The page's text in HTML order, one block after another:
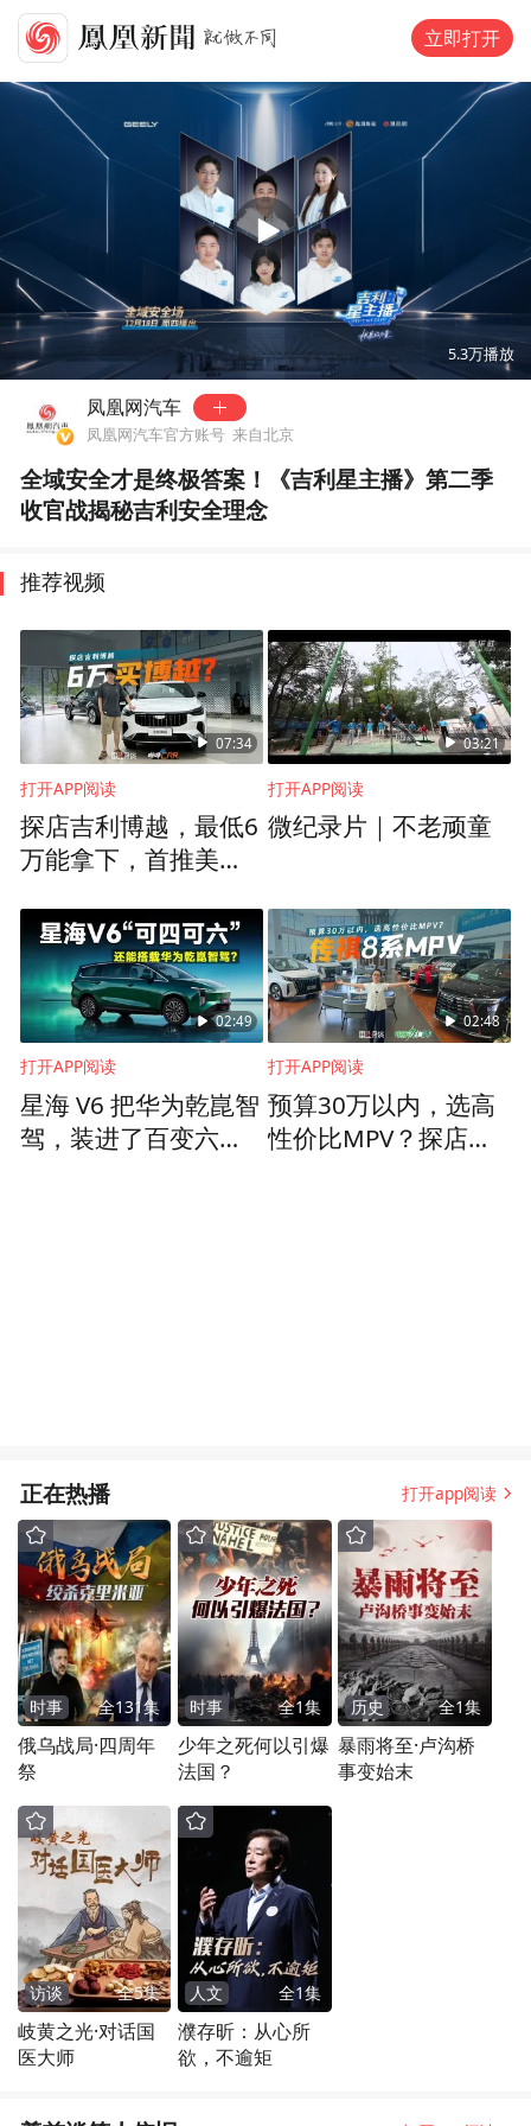
立即打开
00:00 41:49
5.3万播放
凤凰网汽车
凤凰网汽车官方账号 来自北京
全域安全才是终极答案！《吉利星主播》第二季
收官战揭秘吉利安全理念
推荐视频
07:34
打开APP阅读
探店吉利博越，最低6
万能拿下，首推美好
03:21
打开APP阅读
微纪录片｜不老顽童
02:49
打开APP阅读
星海 V6 把华为乾崑智
驾，装进了百变六座
02:48
打开APP阅读
预算30万以内，选高
性价比MPV？探店传
正在热播 打开app阅读
时事 全131集
俄乌战局·四周年
祭
时事 全1集
少年之死何以引爆
法国？
历史 全1集
暴雨将至·卢沟桥
事变始末
访谈 全5集
岐黄之光·对话国
医大师
人文 全1集
濮存昕：从心所
欲，不逾矩